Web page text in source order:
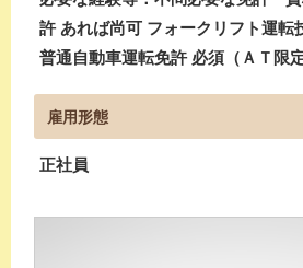
許 あれば尚可 フォークリフト運転
普通自動車運転免許 必須（ＡＴ限定
雇用形態
正社員